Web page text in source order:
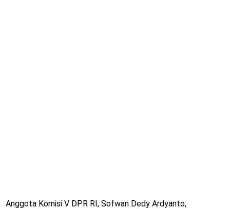
Anggota Komisi V DPR RI, Sofwan Dedy Ardyanto,